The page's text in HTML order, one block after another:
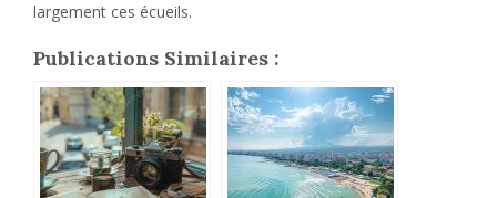
largement ces écueils.
Publications Similaires :